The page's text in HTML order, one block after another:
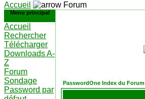
Accueil Forum
Menu principal
Accueil
Rechercher
Télécharger
Downloads A-
Z
Forum
Sondage
Password par
PasswordOne Index du Forum